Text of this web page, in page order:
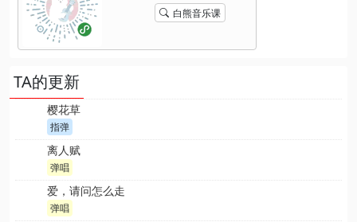
白熊音乐课
TA的更新
樱花草
指弹
离人赋
弹唱
爱，请问怎么走
弹唱